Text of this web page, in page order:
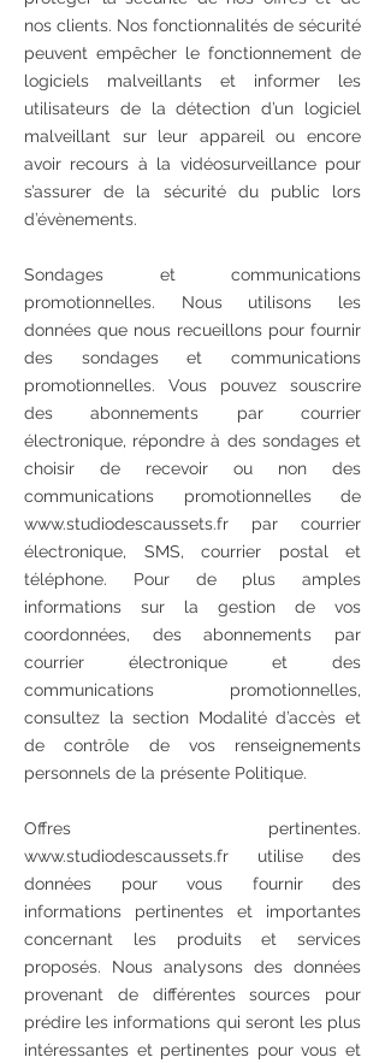
nos clients. Nos fonctionnalités de sécurité
peuvent empêcher le fonctionnement de
logiciels malveillants et informer les
utilisateurs de la détection d’un logiciel
malveillant sur leur appareil ou encore
avoir recours à la vidéosurveillance pour
s’assurer de la sécurité du public lors
d’évènements.
Sondages et communications
promotionnelles. Nous utilisons les
données que nous recueillons pour fournir
des sondages et communications
promotionnelles. Vous pouvez souscrire
des abonnements par courrier
électronique, répondre à des sondages et
choisir de recevoir ou non des
communications promotionnelles de
www.studiodescaussets.fr par courrier
électronique, SMS, courrier postal et
téléphone. Pour de plus amples
informations sur la gestion de vos
coordonnées, des abonnements par
courrier électronique et des
communications promotionnelles,
consultez la section Modalité d’accès et
de contrôle de vos renseignements
personnels de la présente Politique.
Offres pertinentes.
www.studiodescaussets.fr utilise des
données pour vous fournir des
informations pertinentes et importantes
concernant les produits et services
proposés. Nous analysons des données
provenant de différentes sources pour
prédire les informations qui seront les plus
intéressantes et pertinentes pour vous et